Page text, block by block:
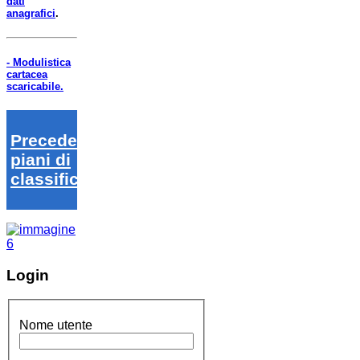
anagrafici.
- Modulistica
cartacea
scaricabile.
Precedenti
piani di
classifica
Login
Nome utente